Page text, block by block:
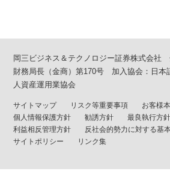
岡三ビジネス＆テクノロジー証券株式会
財務局長（金商）第170号 加入協会：日本
人資産運用業協会
サイトマップ リスク等重要事項
お客様
個人情報保護方針
勧誘方針
最良執行方針
利益相反管理方針
反社会的勢力に対する基
サイトポリシー
リンク集